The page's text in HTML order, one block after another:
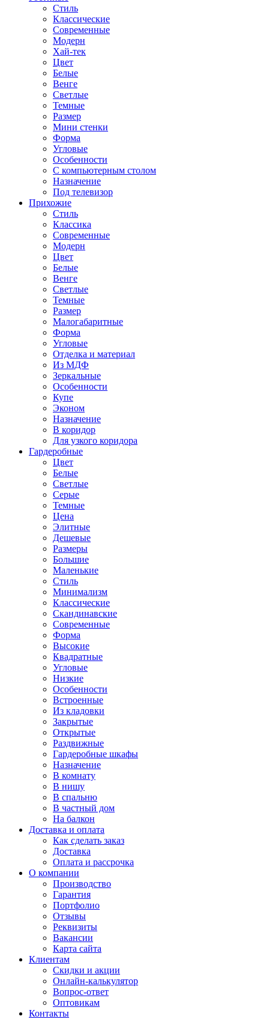
Стиль
Классические
Современные
Модерн
Хай-тек
Цвет
Белые
Венге
Светлые
Темные
Размер
Мини стенки
Форма
Угловые
Особенности
С компьютерным столом
Назначение
Под телевизор
Прихожие
Стиль
Классика
Современные
Модерн
Цвет
Белые
Венге
Светлые
Темные
Размер
Малогабаритные
Форма
Угловые
Отделка и материал
Из МДФ
Зеркальные
Особенности
Купе
Эконом
Назначение
В коридор
Для узкого коридора
Гардеробные
Цвет
Белые
Светлые
Серые
Темные
Цена
Элитные
Дешевые
Размеры
Большие
Маленькие
Стиль
Минимализм
Классические
Скандинавские
Современные
Форма
Высокие
Квадратные
Угловые
Низкие
Особенности
Встроенные
Из кладовки
Закрытые
Открытые
Раздвижные
Гардеробные шкафы
Назначение
В комнату
В нишу
В спальню
В частный дом
На балкон
Доставка и оплата
Как сделать заказ
Доставка
Оплата и рассрочка
О компании
Производство
Гарантия
Портфолио
Отзывы
Реквизиты
Вакансии
Карта сайта
Клиентам
Скидки и акции
Онлайн-калькулятор
Вопрос-ответ
Оптовикам
Контакты